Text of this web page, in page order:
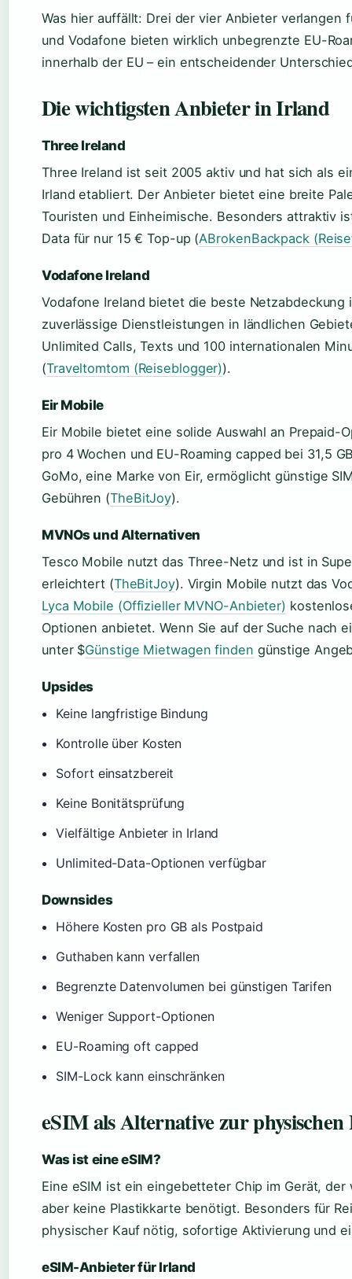
Was hier auffällt: Drei der vier Anbieter verlangen
und Vodafone bieten wirklich unbegrenzte EU-
innerhalb der EU – ein entscheidender
Die wichtigsten Anbieter in Irland
Three Ireland
Three Ireland ist seit 2005 aktiv und hat sich als
Irland etabliert. Der Anbieter bietet eine breite
Touristen und Einheimische. Besonders attraktiv
Data für nur 15 € Top-up (ABrokenBackpack
Vodafone Ireland
Vodafone Ireland bietet die beste Netzabdeckung
zuverlässige Dienstleistungen in ländlichen
Unlimited Calls, Texts und 100 internationalen
(Traveltomtom (Reiseblogger)).
Eir Mobile
Eir Mobile bietet eine solide Auswahl an Prepaid-
pro 4 Wochen und EU-Roaming capped bei 31,5
GoMo, eine Marke von Eir, ermöglicht günstige
Gebühren (TheBitJoy).
MVNOs und Alternativen
Tesco Mobile nutzt das Three-Netz und ist in
erleichtert (TheBitJoy). Virgin Mobile nutzt das
Lyca Mobile (Offizieller MVNO-Anbieter)
Optionen anbietet. Wenn Sie auf der Suche nach
unter $Günstige Mietwagen finden günstige
Upsides
Keine langfristige Bindung
Kontrolle über Kosten
Sofort einsatzbereit
Keine Bonitätsprüfung
Vielfältige Anbieter in Irland
Unlimited-Data-Optionen verfügbar
Downsides
Höhere Kosten pro GB als Postpaid
Guthaben kann verfallen
Begrenzte Datenvolumen bei günstigen Tarifen
Weniger Support-Optionen
EU-Roaming oft capped
SIM-Lock kann einschränken
eSIM als Alternative zur
Was ist eine eSIM?
Eine eSIM ist ein eingebetteter Chip im Gerät,
aber keine Plastikkarte benötigt. Besonders für
physischer Kauf nötig, sofortige Aktivierung und
eSIM-Anbieter für Irland